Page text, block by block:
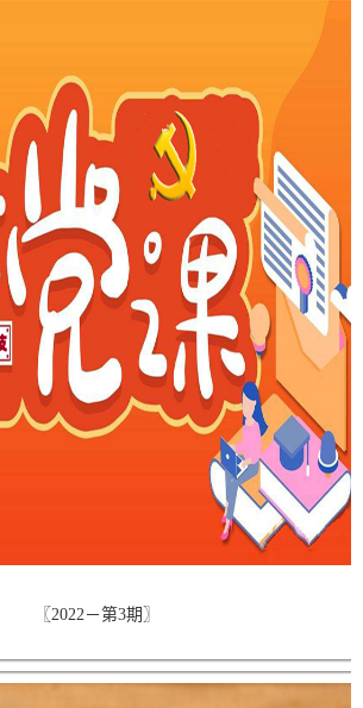
〖2022－第3期〗